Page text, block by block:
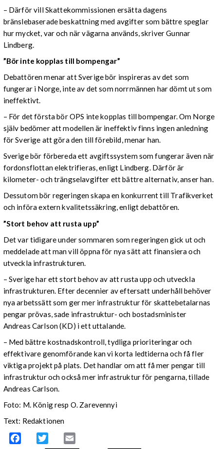
– Därför vill Skattekommissionen ersätta dagens
bränslebaserade beskattning med avgifter som bättre speglar
hur mycket, var och när vägarna används, skriver Gunnar
Lindberg.
”Bör inte kopplas till bompengar”
Debattören menar att Sverige bör inspireras av det som
fungerar i Norge, inte av det som norrmännen har dömt ut som
ineffektivt.
– För det första bör OPS inte kopplas till bompengar. Om Norge
själv bedömer att modellen är ineffektiv finns ingen anledning
för Sverige att göra den till förebild, menar han.
Sverige bör förbereda ett avgiftssystem som fungerar även när
fordonsflottan elektrifieras, enligt Lindberg. Därför är
kilometer- och trängselavgifter ett bättre alternativ, anser han.
Dessutom bör regeringen skapa en konkurrent till Trafikverket
och införa extern kvalitetssäkring, enligt debattören.
”Stort behov att rusta upp”
Det var tidigare under sommaren som regeringen gick ut och
meddelade att man vill öppna för nya sätt att finansiera och
utveckla infrastrukturen.
– Sverige har ett stort behov av att rusta upp och utveckla
infrastrukturen. Efter decennier av eftersatt underhåll behöver
nya arbetssätt som ger mer infrastruktur för skattebetalarnas
pengar prövas, sade infrastruktur- och bostadsminister
Andreas Carlson (KD) i ett uttalande.
– Med bättre kostnadskontroll, tydliga prioriteringar och
effektivare genomförande kan vi korta ledtiderna och få fler
viktiga projekt på plats. Det handlar om att få mer pengar till
infrastruktur och också mer infrastruktur för pengarna, tillade
Andreas Carlson.
Foto: M. König resp O. Zarevennyi
Text: Redaktionen
Facebook Twitter